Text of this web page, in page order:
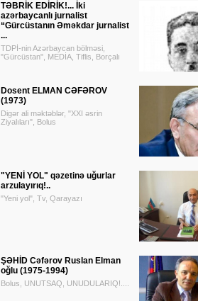
TƏBRİK EDİRİK!... İki
azərbaycanlı jurnalist
“Gürcüstanın Əməkdar jurnalist
...
TDPİ-nin Azərbaycan bölməsi,
"Gürcüstan", MEDİA, Tiflis, Borçalı
Dosent ELMAN CƏFƏROV
(1973)
Digər ali məktəblər, "XXI əsrin
Ziyalıları", Bolus
"YENİ YOL" qəzetinə uğurlar
arzulayırıq!..
"Yeni yol", Tv, Qarayazı
ŞƏHİD Cəfərov Ruslan Elman
oğlu (1975-1994)
Bolus, UNUTSAQ, UNUDULARIQ!....